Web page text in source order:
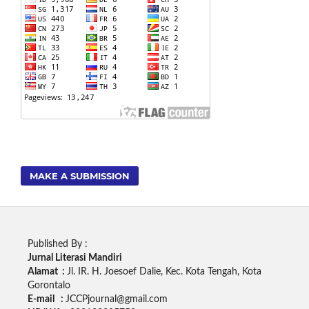
MAKE A SUBMISSION
Published By :
Jurnal Literasi Mandiri
Alamat : Jl. IR. H. Joesoef Dalie, Kec. Kota Tengah, Kota
Gorontalo
E-mail : JCCPjournal@gmail.com